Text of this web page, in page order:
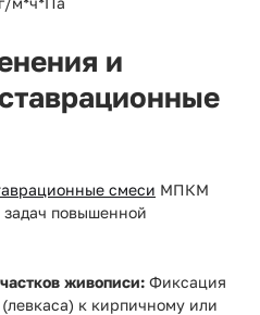
и
смеси МПКМ
повышенной
живописи: Фиксация
к кирпичному или